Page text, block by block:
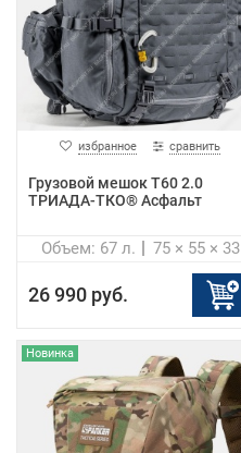
избранное сравнить
Грузовой мешок Т60 2.0
ТРИАДА-ТКО® Асфальт
75 × 55 × 33
Объем: 67 л.
26 990 руб.
Новинка